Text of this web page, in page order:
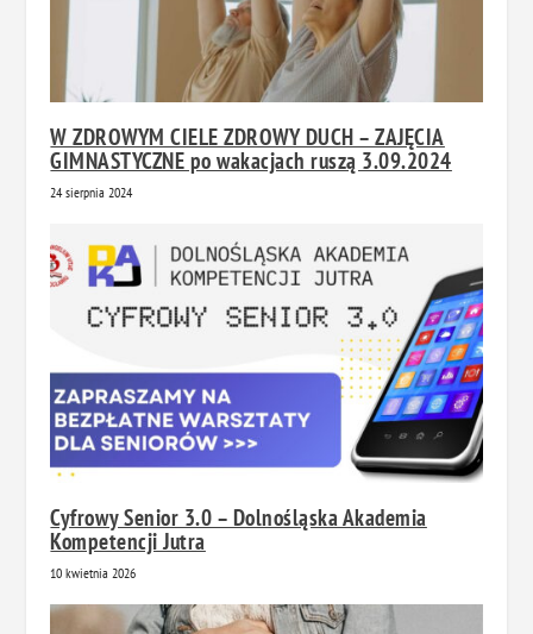
W ZDROWYM CIELE ZDROWY DUCH – ZAJĘCIA
GIMNASTYCZNE po wakacjach ruszą 3.09.2024
24 sierpnia 2024
Cyfrowy Senior 3.0 – Dolnośląska Akademia
Kompetencji Jutra
10 kwietnia 2026